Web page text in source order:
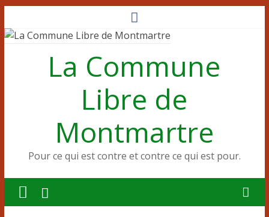
au
contenu
La Commune
Libre de
Montmartre
Pour ce qui est contre et contre ce qui est pour.